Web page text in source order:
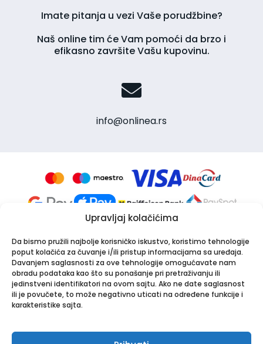
Upravljaj kolačićima
Da bismo pružili najbolje korisničko iskustvo, koristimo tehnologije
poput kolačića za čuvanje i/ili pristup informacijama sa uređaja.
Davanjem saglasnosti za ove tehnologije omogućavate nam
obradu podataka kao što su ponašanje pri pretraživanju ili
jedinstveni identifikatori na ovom sajtu. Ako ne date saglasnost
ili je povučete, to može negativno uticati na određene funkcije i
karakteristike sajta.
Imate pitanja u vezi Vaše porudžbine?
Naš online tim će Vam pomoći da brzo i
efikasno završite Vašu kupovinu.
info@onlinea.rs
Apotekarska ustanova Onlinea
Bulevar Patrijarha Pavla 8A, 21000 Novi Sad
www.onlinea.rs